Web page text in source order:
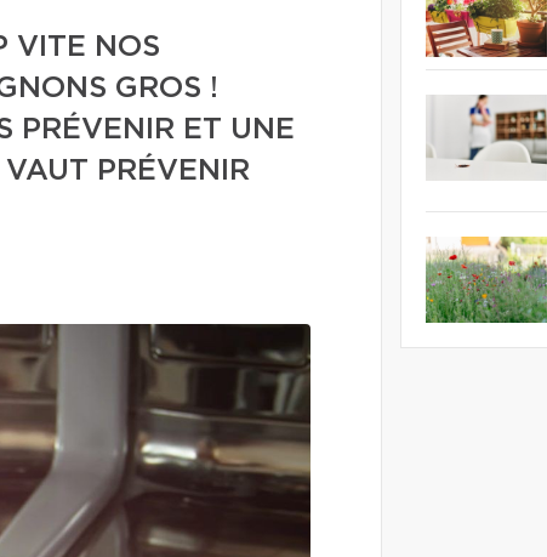
VITE NOS
GROS !
PRÉVENIR ET UNE
PRÉVENIR